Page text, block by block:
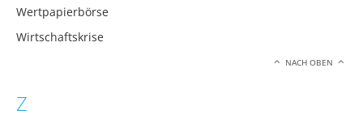
Wertpapierbörse
Wirtschaftskrise
NACH OBEN
Z